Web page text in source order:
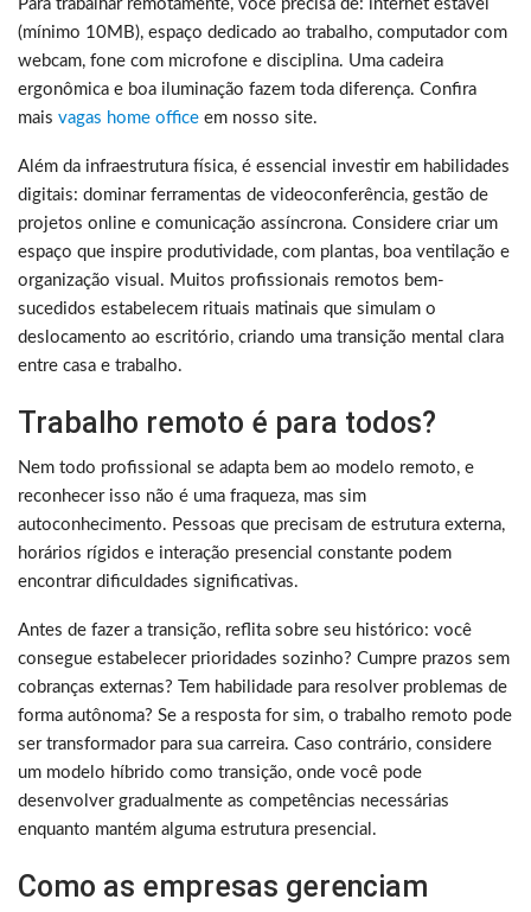
Para trabalhar remotamente, você precisa de: internet estável
(mínimo 10MB), espaço dedicado ao trabalho, computador com
webcam, fone com microfone e disciplina. Uma cadeira
ergonômica e boa iluminação fazem toda diferença. Confira
mais vagas home office em nosso site.
Além da infraestrutura física, é essencial investir em habilidades
digitais: dominar ferramentas de videoconferência, gestão de
projetos online e comunicação assíncrona. Considere criar um
espaço que inspire produtividade, com plantas, boa ventilação e
organização visual. Muitos profissionais remotos bem-
sucedidos estabelecem rituais matinais que simulam o
deslocamento ao escritório, criando uma transição mental clara
entre casa e trabalho.
Trabalho remoto é para todos?
Nem todo profissional se adapta bem ao modelo remoto, e
reconhecer isso não é uma fraqueza, mas sim
autoconhecimento. Pessoas que precisam de estrutura externa,
horários rígidos e interação presencial constante podem
encontrar dificuldades significativas.
Antes de fazer a transição, reflita sobre seu histórico: você
consegue estabelecer prioridades sozinho? Cumpre prazos sem
cobranças externas? Tem habilidade para resolver problemas de
forma autônoma? Se a resposta for sim, o trabalho remoto pode
ser transformador para sua carreira. Caso contrário, considere
um modelo híbrido como transição, onde você pode
desenvolver gradualmente as competências necessárias
enquanto mantém alguma estrutura presencial.
Como as empresas gerenciam